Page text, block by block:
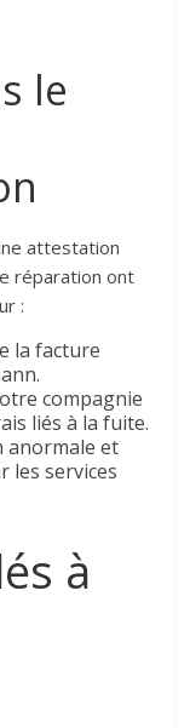
le
attestation
réparation ont
:
la facture
compagnie
liés à la fuite.
anormale et
les services
à